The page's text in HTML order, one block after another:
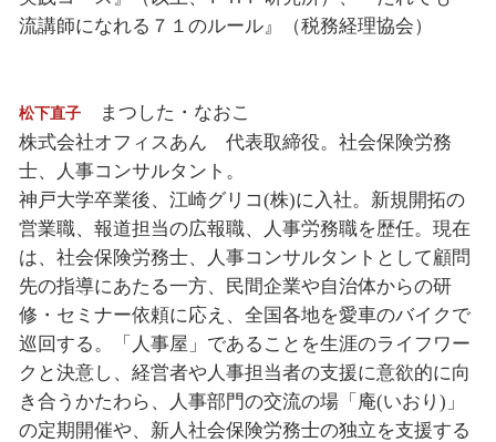
流講師になれる７１のルール』（税務経理協会）
松下直子まつした・なおこ
株式会社オフィスあん 代表取締役。社会保険労務
士、人事コンサルタント。
神戸大学卒業後、江崎グリコ(株)に入社。新規開拓の
営業職、報道担当の広報職、人事労務職を歴任。現在
は、社会保険労務士、人事コンサルタントとして顧問
先の指導にあたる一方、民間企業や自治体からの研
修・セミナー依頼に応え、全国各地を愛車のバイクで
巡回する。「人事屋」であることを生涯のライフワー
クと決意し、経営者や人事担当者の支援に意欲的に向
き合うかたわら、人事部門の交流の場「庵(いおり)」
の定期開催や、新人社会保険労務士の独立を支援する